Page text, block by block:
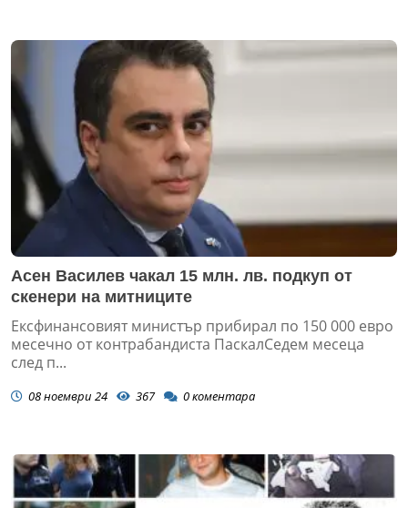
Асен Василев чакал 15 млн. лв. подкуп от
скенери на митниците
Ексфинансовият министър прибирал по 150 000 евро
месечно от контрабандиста ПаскалСедем месеца
след п...
08 ноември 24 367 0коментара